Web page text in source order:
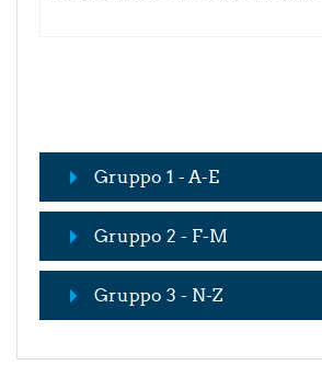
Gruppo 1 - A-E
Gruppo 2 - F-M
Gruppo 3 - N-Z